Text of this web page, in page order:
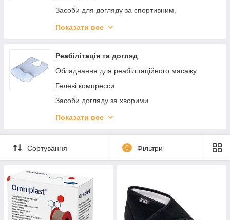
Засоби для догляду за спортивним,
Показати все
Реабілітація та догляд
Обладнання для реабілітаційного масажу
Гелеві компресси
Засоби догляду за хворими
Паличка для ходьби (Трість)
Приладдя для ванни
Перевязочные средства и уход за ранами
Показати все
Сортування 0 Фільтри